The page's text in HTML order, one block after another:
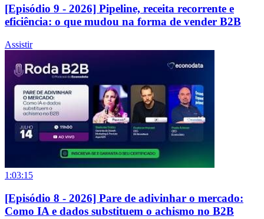
[Episódio 9 - 2026] Pipeline, receita recorrente e
eficiência: o que mudou na forma de vender B2B
Assistir
1:03:15
[Episódio 8 - 2026] Pare de adivinhar o mercado:
Como IA e dados substituem o achismo no B2B